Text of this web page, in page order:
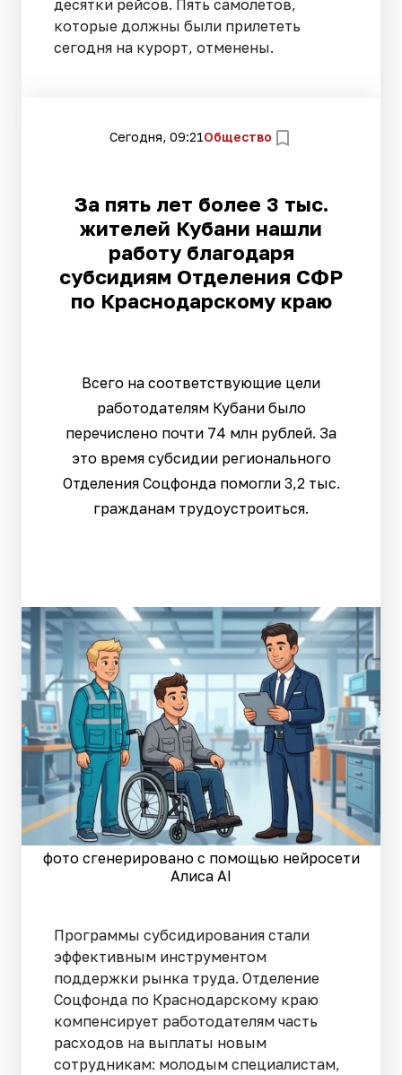
десятки рейсов. Пять самолетов,
которые должны были прилететь
сегодня на курорт, отменены.
Сегодня, 09:21Общество
За пять лет более 3 тыс.
жителей Кубани нашли
работу благодаря
субсидиям Отделения СФР
по Краснодарскому краю
Всего на соответствующие цели
работодателям Кубани было
перечислено почти 74 млн рублей. За
это время субсидии регионального
Отделения Соцфонда помогли 3,2 тыс.
гражданам трудоустроиться.
фото сгенерировано с помощью нейросети
Алиса AI
Программы субсидирования стали
эффективным инструментом
поддержки рынка труда. Отделение
Соцфонда по Краснодарскому краю
компенсирует работодателям часть
расходов на выплаты новым
сотрудникам: молодым специалистам,